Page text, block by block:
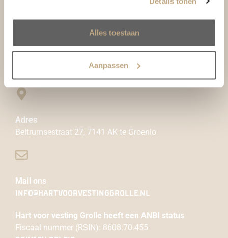
Alles toestaan
Aanpassen
Adres
Beltrumsestraat 27, 7141 AK te Groenlo
Mail ons
info@hartvoorvestinggrolle.nl
Hart voor vesting Grolle heeft een ANBI status
Fiscaal nummer (RSIN): 8608.70.455